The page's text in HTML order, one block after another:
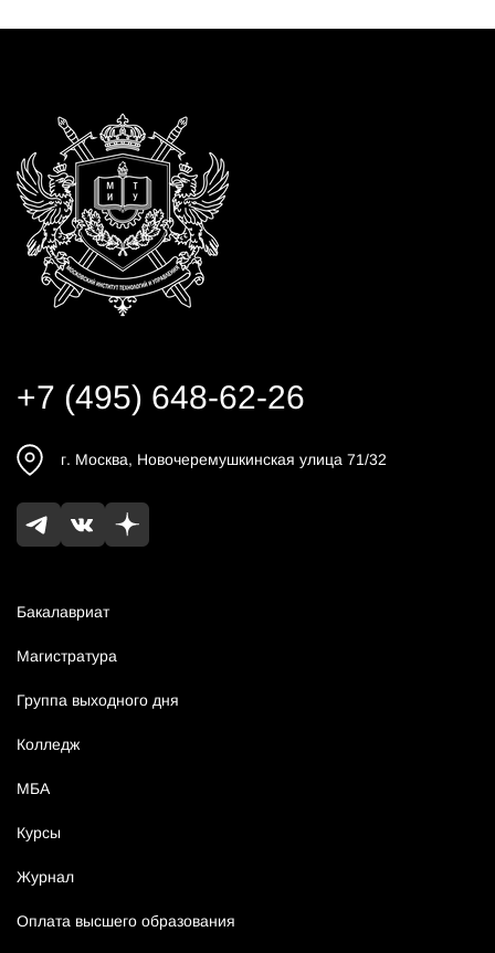
Бакалавриат
Магистратура
Группа выходного дня
Колледж
МБА
Курсы
Журнал
Оплата высшего образования
+7 (495) 648-62-26
г. Москва, Новочеремушкинская улица 71/32